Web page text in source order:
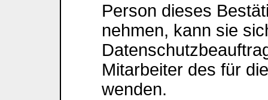
Person dieses
nehmen, kann sie
Mitarbeiter des für
wenden.